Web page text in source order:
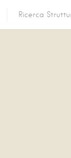
Ricerca